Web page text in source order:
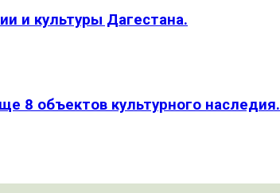
и культуры Дагестана.
8 объектов культурного наследия.